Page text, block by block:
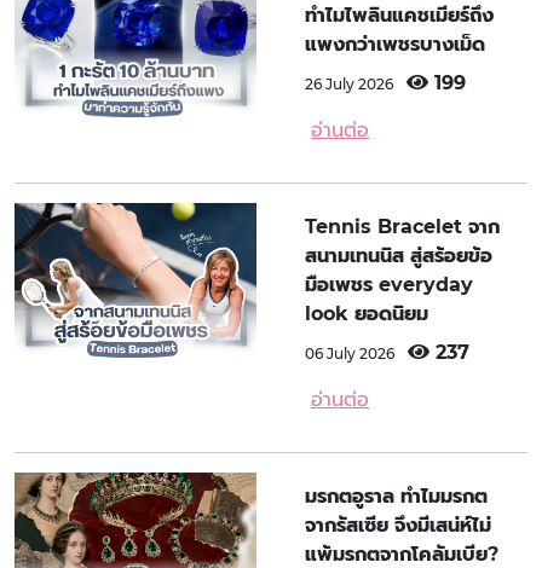
ทำไมไพลินแคชเมียร์ถึง
แพงกว่าเพชรบางเม็ด
26 July 2026 199
อ่านต่อ
Tennis Bracelet จาก
สนามเทนนิส สู่สร้อยข้อ
มือเพชร everyday
look ยอดนิยม
06 July 2026 237
อ่านต่อ
มรกตอูราล ทำไมมรกต
จากรัสเซีย จึงมีเสน่ห์ไม่
แพ้มรกตจากโคลัมเบีย?